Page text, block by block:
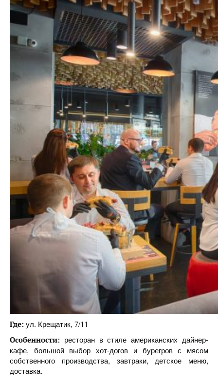
Где: ул. Крещатик, 7/11
Особенности: ресторан в стиле американских дайнер-
кафе, большой выбор хот-догов и бурегров с мясом
собственного производства, завтраки, детское меню,
доставка.